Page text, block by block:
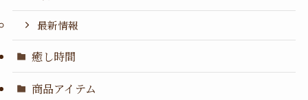
最新情報
癒し時間
商品アイテム